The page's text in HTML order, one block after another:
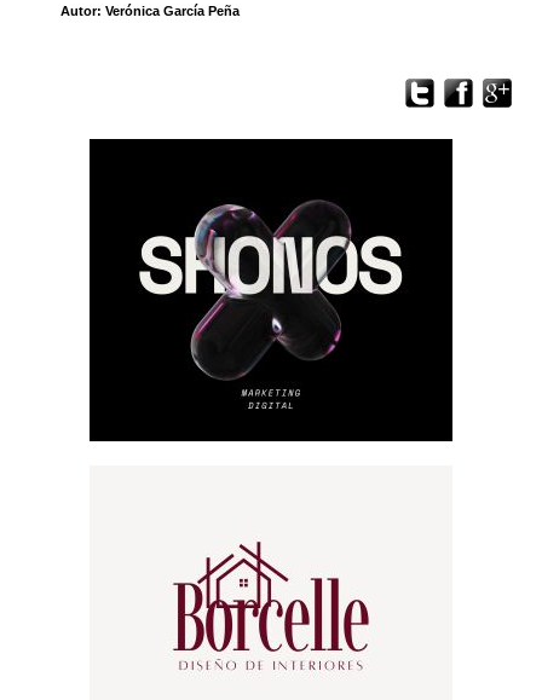
Autor: Verónica García Peña